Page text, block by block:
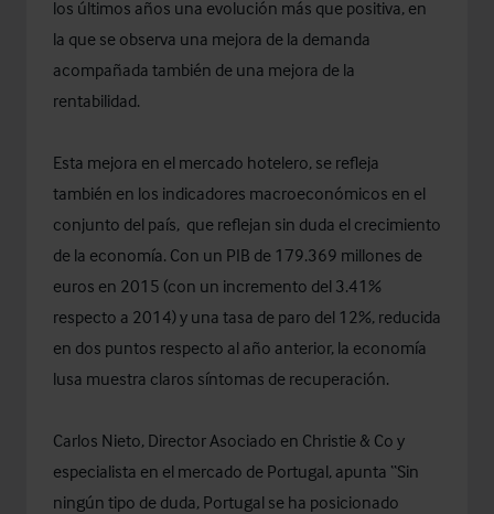
los últimos años una evolución más que positiva, en
la que se observa una mejora de la demanda
acompañada también de una mejora de la
rentabilidad.
Esta mejora en el mercado hotelero, se refleja
también en los indicadores macroeconómicos en el
conjunto del país, que reflejan sin duda el crecimiento
de la economía. Con un PIB de 179.369 millones de
euros en 2015 (con un incremento del 3.41%
respecto a 2014) y una tasa de paro del 12%, reducida
en dos puntos respecto al año anterior, la economía
lusa muestra claros síntomas de recuperación.
Carlos Nieto, Director Asociado en Christie & Co y
especialista en el mercado de Portugal, apunta “Sin
ningún tipo de duda, Portugal se ha posicionado